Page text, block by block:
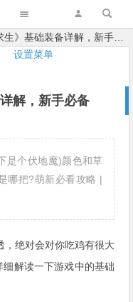
设置菜单
》基础装备详解，新手必备
解，新手必备
是个伏地魔)颜色和草
哪把?萌新必看攻略 |
，绝对会对你吃鸡有很大
解读一下游戏中的基础